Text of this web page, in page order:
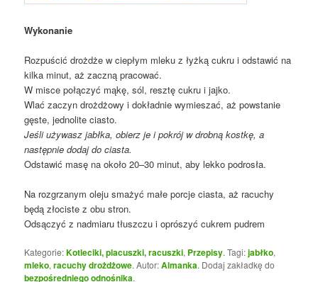
Wykonanie
Rozpuścić drożdże w ciepłym mleku z łyżką cukru i odstawić na
kilka minut, aż zaczną pracować.
W misce połączyć mąkę, sól, resztę cukru i jajko.
Wlać zaczyn drożdżowy i dokładnie wymieszać, aż powstanie
gęste, jednolite ciasto.
Jeśli używasz jabłka, obierz je i pokrój w drobną kostkę, a
następnie dodaj do ciasta.
Odstawić masę na około 20–30 minut, aby lekko podrosła.
Na rozgrzanym oleju smażyć małe porcje ciasta, aż racuchy
będą złociste z obu stron.
Odsączyć z nadmiaru tłuszczu i oprószyć cukrem pudrem
Kategorie:Kotleciki, placuszki, racuszki, Przepisy. Tagi:jabłko,
mleko,racuchy drożdżowe. Autor:Almanka. Dodaj zakładkę do
bezpośredniego odnośnika.